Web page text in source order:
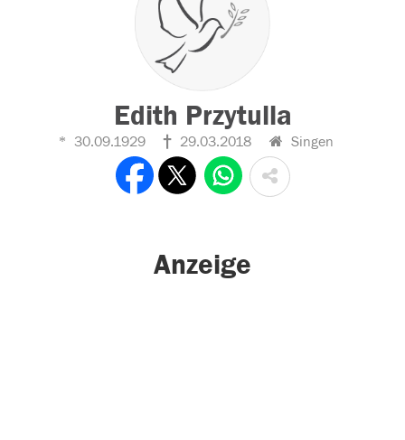
Edith Przytulla
30.09.1929 29.03.2018 Singen
Anzeige